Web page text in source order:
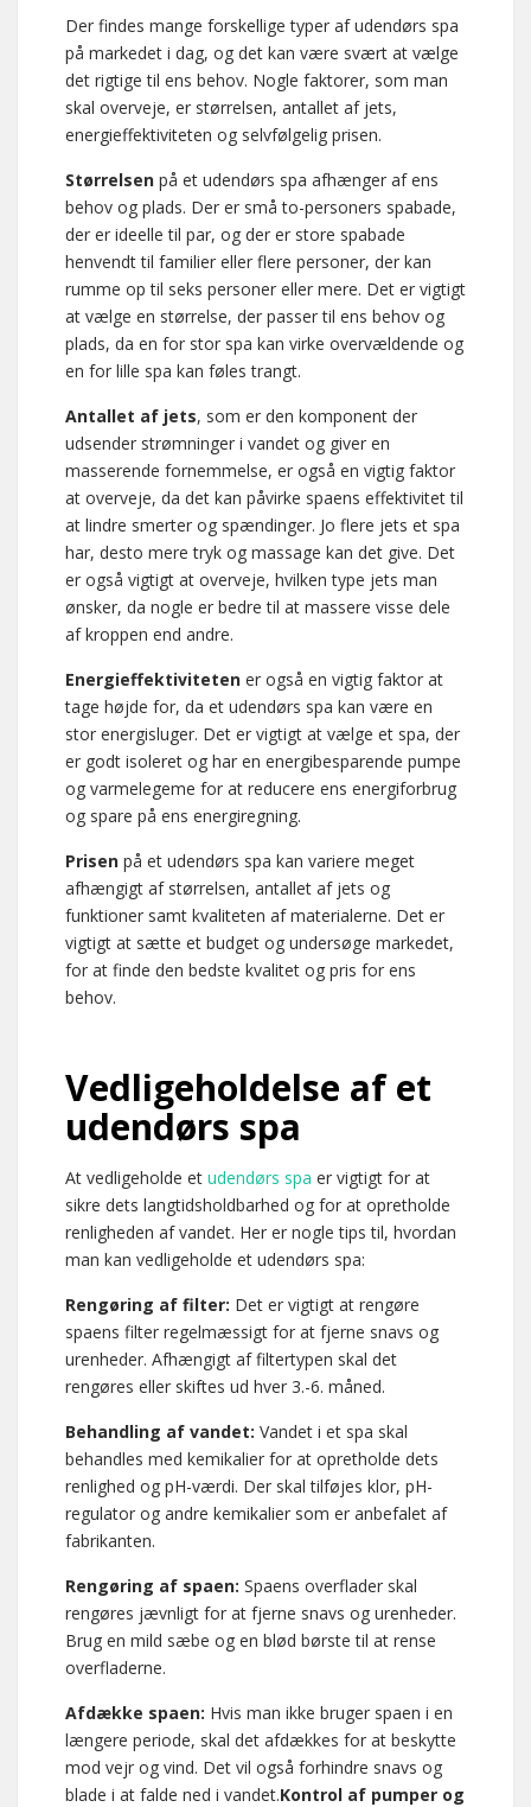
Der findes mange forskellige typer af udendørs spa
på markedet i dag, og det kan være svært at vælge
det rigtige til ens behov. Nogle faktorer, som man
skal overveje, er størrelsen, antallet af jets,
energieffektiviteten og selvfølgelig prisen.
Størrelsen på et udendørs spa afhænger af ens
behov og plads. Der er små to-personers spabade,
der er ideelle til par, og der er store spabade
henvendt til familier eller flere personer, der kan
rumme op til seks personer eller mere. Det er vigtigt
at vælge en størrelse, der passer til ens behov og
plads, da en for stor spa kan virke overvældende og
en for lille spa kan føles trangt.
Antallet af jets, som er den komponent der
udsender strømninger i vandet og giver en
masserende fornemmelse, er også en vigtig faktor
at overveje, da det kan påvirke spaens effektivitet til
at lindre smerter og spændinger. Jo flere jets et spa
har, desto mere tryk og massage kan det give. Det
er også vigtigt at overveje, hvilken type jets man
ønsker, da nogle er bedre til at massere visse dele
af kroppen end andre.
Energieffektiviteten er også en vigtig faktor at
tage højde for, da et udendørs spa kan være en
stor energisluger. Det er vigtigt at vælge et spa, der
er godt isoleret og har en energibesparende pumpe
og varmelegeme for at reducere ens energiforbrug
og spare på ens energiregning.
Prisen på et udendørs spa kan variere meget
afhængigt af størrelsen, antallet af jets og
funktioner samt kvaliteten af materialerne. Det er
vigtigt at sætte et budget og undersøge markedet,
for at finde den bedste kvalitet og pris for ens
behov.
Vedligeholdelse af et
udendørs spa
At vedligeholde et udendørs spa er vigtigt for at
sikre dets langtidsholdbarhed og for at opretholde
renligheden af vandet. Her er nogle tips til, hvordan
man kan vedligeholde et udendørs spa:
Rengøring af filter: Det er vigtigt at rengøre
spaens filter regelmæssigt for at fjerne snavs og
urenheder. Afhængigt af filtertypen skal det
rengøres eller skiftes ud hver 3.-6. måned.
Behandling af vandet: Vandet i et spa skal
behandles med kemikalier for at opretholde dets
renlighed og pH-værdi. Der skal tilføjes klor, pH-
regulator og andre kemikalier som er anbefalet af
fabrikanten.
Rengøring af spaen: Spaens overflader skal
rengøres jævnligt for at fjerne snavs og urenheder.
Brug en mild sæbe og en blød børste til at rense
overfladerne.
Afdække spaen: Hvis man ikke bruger spaen i en
længere periode, skal det afdækkes for at beskytte
mod vejr og vind. Det vil også forhindre snavs og
blade i at falde ned i vandet.Kontrol af pumper og